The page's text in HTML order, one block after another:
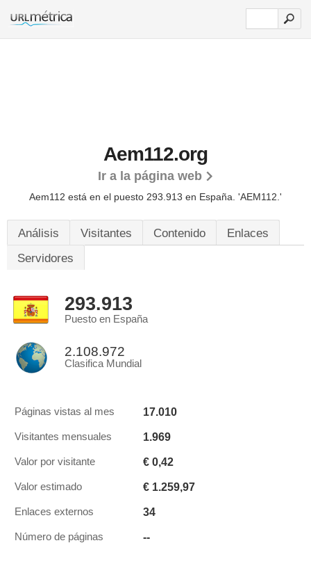
Aem112.org
Ir a la página web
Aem112 está en el puesto 293.913 en España. 'AEM112.'
Análisis Visitantes Contenido
Enlaces
Servidores
293.913
Puesto en España
2.108.972
Clasifica Mundial
Páginas vistas al mes 17.010
Visitantes mensuales 1.969
Valor por visitante € 0,42
Valor estimado € 1.259,97
Enlaces externos 34
Número de páginas --